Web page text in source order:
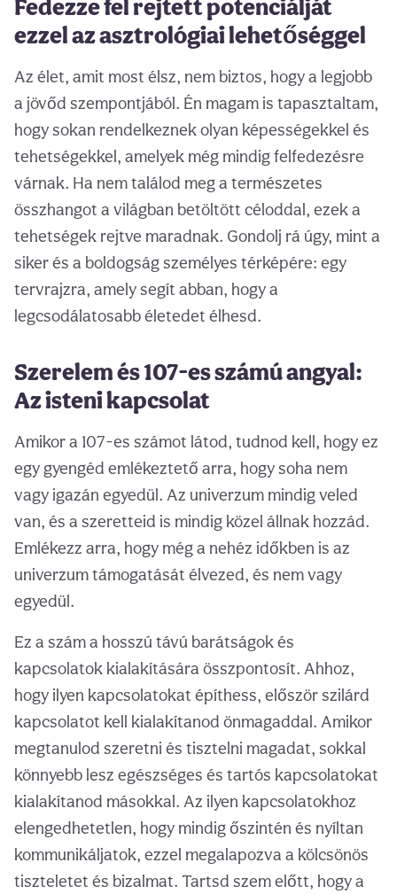
Fedezze fel rejtett potenciálját
ezzel az asztrológiai lehetőséggel
Az élet, amit most élsz, nem biztos, hogy a legjobb
a jövőd szempontjából. Én magam is tapasztaltam,
hogy sokan rendelkeznek olyan képességekkel és
tehetségekkel, amelyek még mindig felfedezésre
várnak. Ha nem találod meg a természetes
összhangot a világban betöltött céloddal, ezek a
tehetségek rejtve maradnak. Gondolj rá úgy, mint a
siker és a boldogság személyes térképére: egy
tervrajzra, amely segít abban, hogy a
legcsodálatosabb életedet élhesd.
Szerelem és 107-es számú angyal:
Az isteni kapcsolat
Amikor a 107-es számot látod, tudnod kell, hogy ez
egy gyengéd emlékeztető arra, hogy soha nem
vagy igazán egyedül. Az univerzum mindig veled
van, és a szeretteid is mindig közel állnak hozzád.
Emlékezz arra, hogy még a nehéz időkben is az
univerzum támogatását élvezed, és nem vagy
egyedül.
Ez a szám a hosszú távú barátságok és
kapcsolatok kialakítására összpontosít. Ahhoz,
hogy ilyen kapcsolatokat építhess, először szilárd
kapcsolatot kell kialakítanod önmagaddal. Amikor
megtanulod szeretni és tisztelni magadat, sokkal
könnyebb lesz egészséges és tartós kapcsolatokat
kialakítanod másokkal. Az ilyen kapcsolatokhoz
elengedhetetlen, hogy mindig őszintén és nyíltan
kommunikáljatok, ezzel megalapozva a kölcsönös
tiszteletet és bizalmat. Tartsd szem előtt, hogy a